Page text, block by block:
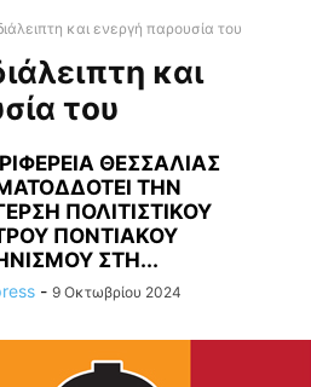
και ενεργή παρουσία του
και
του
ΘΕΣΣΑΛΙΑΣ
ΤΗΝ
ΠΟΛΙΤΙΣΤΙΚΟΥ
ΠΟΝΤΙΑΚΟΥ
ΣΤΗ...
- 9 Οκτωβρίου 2024